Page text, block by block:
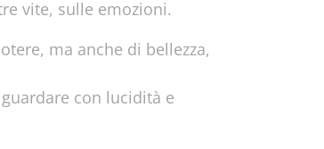
vite, sulle emozioni.
ma anche di bellezza,
con lucidità e